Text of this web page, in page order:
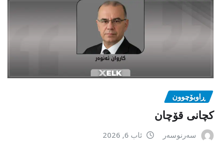
ڕاوبۆچوون
کچانی قۆچان
سەرنوسەر ئاب 6, 2026